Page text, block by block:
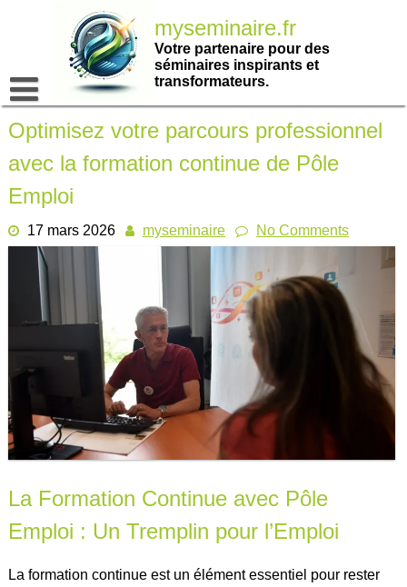
myseminaire.fr
Votre partenaire pour des
séminaires inspirants et
transformateurs.
Optimisez votre parcours professionnel
avec la formation continue de Pôle
Emploi
17 mars 2026 myseminaire No Comments
La Formation Continue avec Pôle
Emploi : Un Tremplin pour l’Emploi
La formation continue est un élément essentiel pour rester